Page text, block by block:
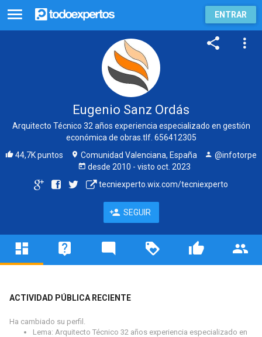
ENTRAR
Eugenio Sanz Ordás
Arquitecto Técnico 32 años experiencia especializado en gestión
económica de obras.tlf. 656412305
44,7K puntos
Comunidad Valenciana, España
@infotorpe
desde 2010 - visto oct. 2023
tecniexperto.wix.com/tecniexperto
SEGUIR
ACTIVIDAD PÚBLICA RECIENTE
Ha cambiado su perfil.
Lema: Arquitecto Técnico 32 años experiencia especializado en